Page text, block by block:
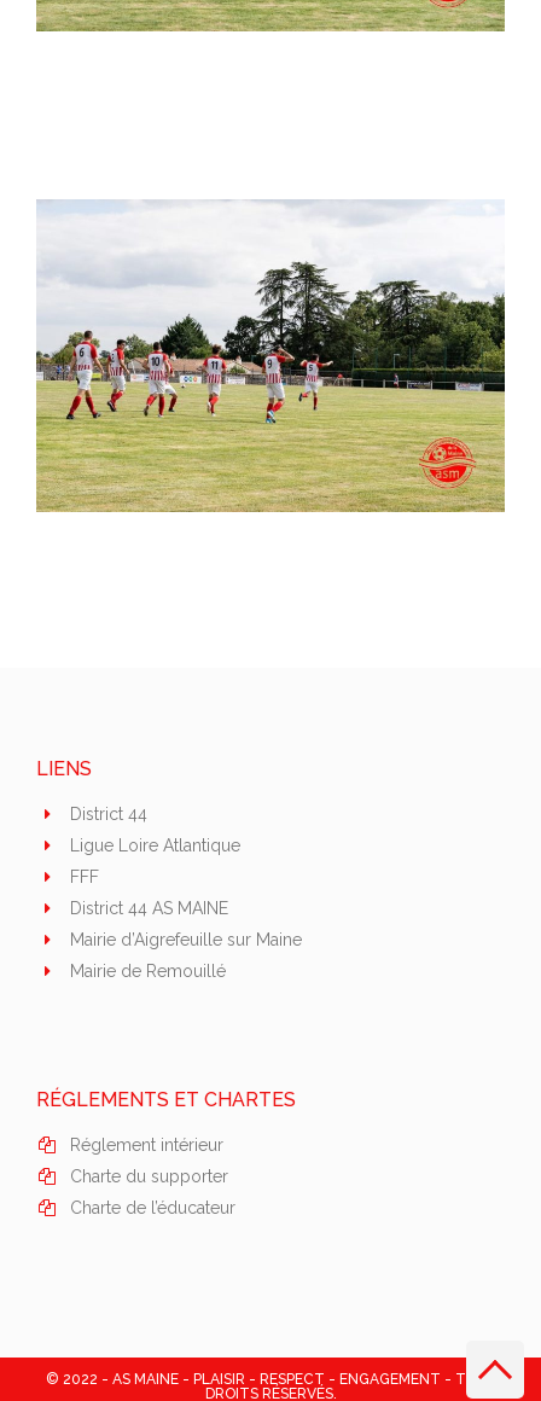
LIENS
District 44
Ligue Loire Atlantique
FFF
District 44 AS MAINE
Mairie d’Aigrefeuille sur Maine
Mairie de Remouillé
RÉGLEMENTS ET CHARTES
Réglement intérieur
Charte du supporter
Charte de l’éducateur
© 2022 - AS MAINE - PLAISIR - RESPECT - ENGAGEMENT - TOUS
DROITS RÉSERVÉS.